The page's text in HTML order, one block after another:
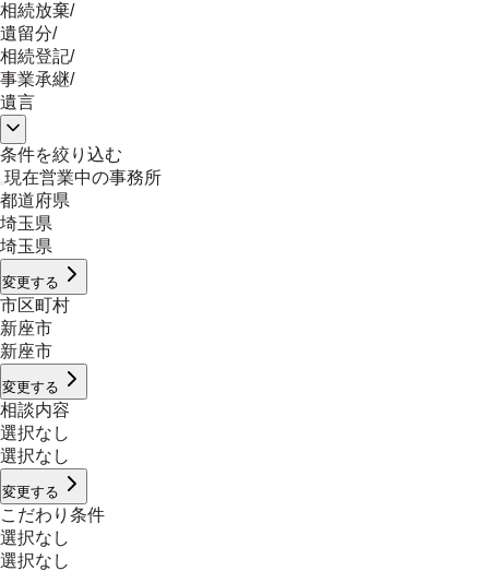
相続放棄/
遺留分/
相続登記/
事業承継/
遺言
条件を絞り込む
現在営業中の事務所
都道府県
埼玉県
埼玉県
変更する
市区町村
新座市
新座市
変更する
相談内容
選択なし
選択なし
変更する
こだわり条件
選択なし
選択なし